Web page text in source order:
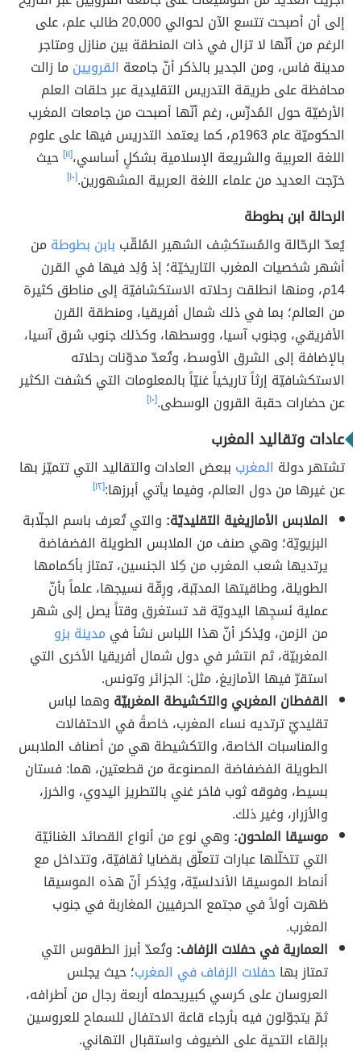
إلى أن أصبحت تتسع الآن لحوالي 20,000 طالب علم، على
الرغم من أنّها لا تزال في ذات المنطقة بين منازل ومتاجر
مدينة فاس، ومن الجدير بالذكر أنّ جامعة القرويين ما زالت
محافظة على طريقة التدريس التقليدية عبر حلقات العلم
الأرضيّة حول المُدرِّس، رغم أنّها أصبحت من جامعات المغرب
الحكوميّة عام 1963م، كما يعتمد التدريس فيها على علوم
اللغة العربية والشريعة الإسلامية بشكلٍ أساسي،[١١]
حيث
خرّجت العديد من علماء اللغة العربية المشهورين.[١٠]
الرحالة ابن بطوطة
يُعدّ الرحّالة والمُستكشِف الشهير المُلقّب بابن بطوطة من
أشهر شخصيات المغرب التاريخيّة؛ إذ وُلِد فيها في القرن
14م، ومنها انطلقت رحلاته الاستكشافيّة إلى مناطق كثيرة
من العالم؛ بما في ذلك شمال أفريقيا، ومنطقة القرن
الأفريقي، وجنوب آسيا، ووسطها، وكذلك جنوب شرق آسيا،
بالإضافة إلى الشرق الأوسط، وتُعدّ مدوّنات رحلاته
الاستكشافيّة إرثاً تاريخياً غنيّاً بالمعلومات التي كشفت الكثير
عن حضارات حقبة القرون الوسطى.[١٠]
عادات وتقاليد المغرب
تشتهر دولة المغرب ببعض العادات والتقاليد التي تتميّز بها
عن غيرها من دول العالم، وفيما يأتي أبرزها:[١٢]
الملابس الأمازيغية التقليديّة: والتي تُعرف باسم الجلّابة
البزيويّة؛ وهي صنف من الملابس الطويلة الفضفاضة
يرتديها شعب المغرب من كِلا الجنسين، تمتاز بأكمامها
الطويلة، وطاقيتها المدبّبة، ورِقّة نسيجها، علماً بأنّ
عملية نَسجِها اليدويّة قد تستغرق وقتاً يصل إلى شهر
من الزمن، ويُذكر أنّ هذا اللباس نشأ في مدينة بزو
المغربيّة، ثم انتشر في دول شمال أفريقيا الأخرى التي
استقرّ فيها الأمازيغ، مثل: الجزائر وتونس.
القفطان المغربي والتكشيطة المغربيّة وهما لباس
تقليديّ ترتديه نساء المغرب، خاصةً في الاحتفالات
والمناسبات الخاصة، والتكشيطة هي من أصناف الملابس
الطويلة الفضفاضة المصنوعة من قطعتين، هما: فستان
بسيط، وفوقه ثوب فاخر غني بالتطريز اليدوي، والخرز،
والأزرار، وغير ذلك.
موسيقا الملحون: وهي نوع من أنواع القصائد الغنائيّة
التي تتخلّلها عبارات تتعلّق بقضايا ثقافيّة، وتتداخل مع
أنماط الموسيقا الأندلسيّة، ويُذكر أنّ هذه الموسيقا
ظهرت أولاً في مجتمع الحرفيين المغاربة في جنوب
المغرب.
العمارية في حفلات الزفاف: وتُعدّ أبرز الطقوس التي
تمتاز بهاحفلات الزفاف في المغرب؛ حيث يجلس
العروسان على كرسي كبيريحمله أربعة رجال من أطرافه،
ثمّ يتجوّلون فيه بأرجاء قاعة الاحتفال للسماح للعروسين
بإلقاء التحية على الضيوف واستقبال التهاني.